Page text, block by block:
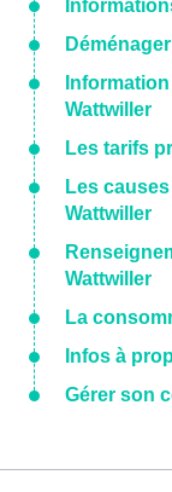
Wattwiller
Les tarifs
Les
Wattwiller
Wattwiller
La
Infos à
Gérer son